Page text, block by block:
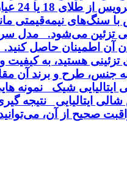
می‌شود
سنگ‌های نیمه‌قیمتی
تزئین می‌شود. مدل
آن اطمینان حاصل
هستید، به کیفیت
جنس، طرح و برند آن
شیک
ایتالیایی نتیجه
صحیح از آن،